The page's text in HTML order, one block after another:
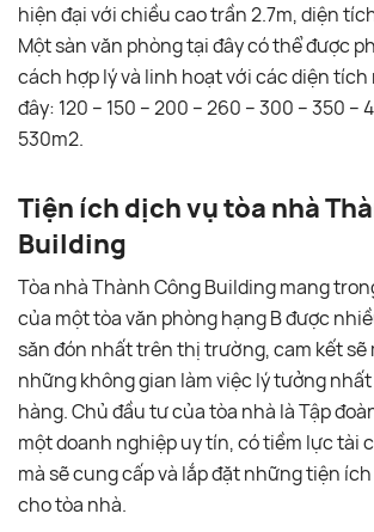
hiện đại với chiều cao trần 2.7m, diện
Một sàn văn phòng tại đây có thể được
cách hợp lý và linh hoạt với các diện tích
đây: 120 – 150 – 200 – 260 – 300 – 350 –
530m2.
Tiện ích dịch vụ tòa nhà
Building
Tòa nhà Thành Công Building mang
của một tòa văn phòng hạng B được
săn đón nhất trên thị trường, cam kết sẽ
những không gian làm việc lý tưởng
hàng. Chủ đầu tư của tòa nhà là Tập
một doanh nghiệp uy tín, có tiềm lực tài
mà sẽ cung cấp và lắp đặt những tiện
cho tòa nhà.